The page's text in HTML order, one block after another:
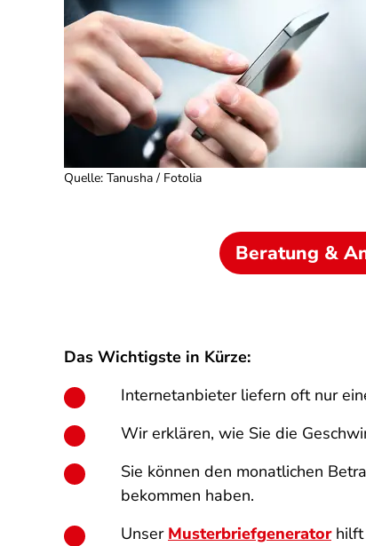
Quelle: Tanusha / Fotolia
Beratung &
Das Wichtigste in Kürze:
Internetanbieter liefern oft nur
Wir erklären, wie Sie die
Sie können den monatlichen
bekommen haben.
Unser Musterbriefgeneratorhilft